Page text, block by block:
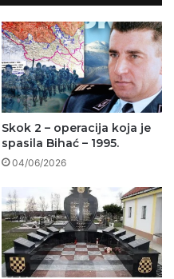
Skok 2 – operacija koja je
spasila Bihać – 1995.
04/06/2026